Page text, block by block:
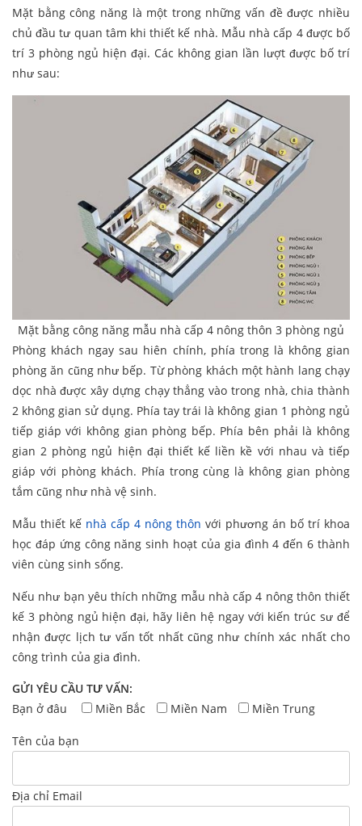
Mặt bằng công năng là một trong những vấn đề được nhiều
chủ đầu tư quan tâm khi thiết kế nhà. Mẫu nhà cấp 4 được bố
trí 3 phòng ngủ hiện đại. Các không gian lần lượt được bố trí
như sau:
Mặt bằng công năng mẫu nhà cấp 4 nông thôn 3 phòng ngủ
Phòng khách ngay sau hiên chính, phía trong là không gian
phòng ăn cũng như bếp. Từ phòng khách một hành lang chạy
dọc nhà được xây dựng chạy thẳng vào trong nhà, chia thành
2 không gian sử dụng. Phía tay trái là không gian 1 phòng ngủ
tiếp giáp với không gian phòng bếp. Phía bên phải là không
gian 2 phòng ngủ hiện đại thiết kế liền kề với nhau và tiếp
giáp với phòng khách. Phía trong cùng là không gian phòng
tắm cũng như nhà vệ sinh.
Mẫu thiết kế nhà cấp 4 nông thôn với phương án bố trí khoa
học đáp ứng công năng sinh hoạt của gia đình 4 đến 6 thành
viên cùng sinh sống.
Nếu như bạn yêu thích những mẫu nhà cấp 4 nông thôn thiết
kế 3 phòng ngủ hiện đại, hãy liên hệ ngay với kiến trúc sư để
nhận được lịch tư vấn tốt nhất cũng như chính xác nhất cho
công trình của gia đình.
GỬI YÊU CẦU TƯ VẤN:
Bạn ở đâu
Miền Bắc Miền Nam Miền Trung
Tên của bạn
Địa chỉ Email